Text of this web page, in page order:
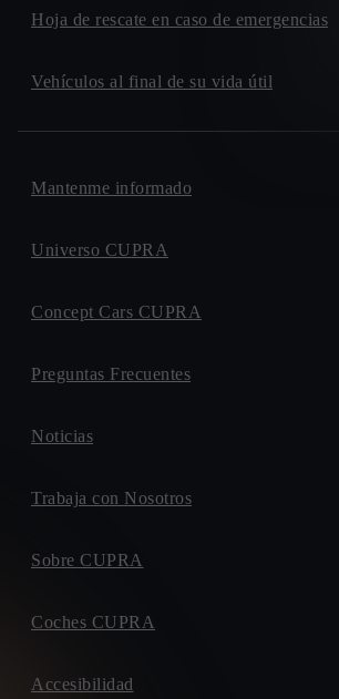
Hoja de rescate en caso de emergencias
Vehículos al final de su vida útil
Mantenme informado
Universo CUPRA
Concept Cars CUPRA
Preguntas Frecuentes
Noticias
Trabaja con Nosotros
Sobre CUPRA
Coches CUPRA
Accesibilidad